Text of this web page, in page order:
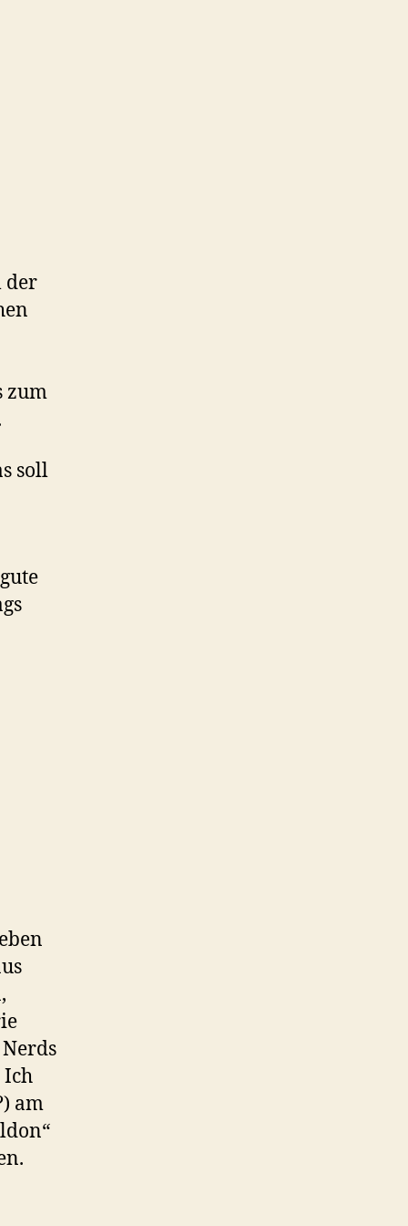
der
zum
soll
Ich
am